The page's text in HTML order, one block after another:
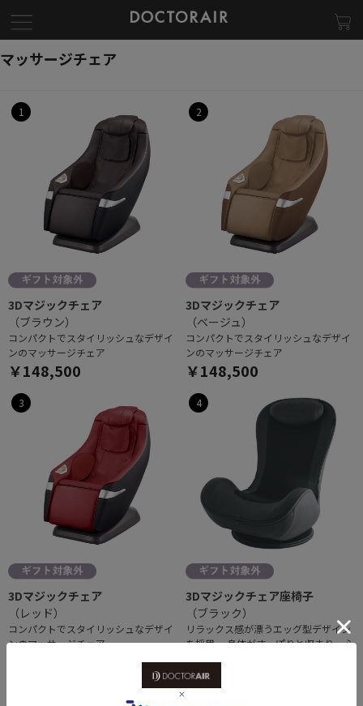
マッサージチェア
1
3Dマジックチェア
（ブラウン）
コンパクトでスタイリッシュなデザイ
ンのマッサージチェア
￥148,500
2
3Dマジックチェア
（ベージュ）
コンパクトでスタイリッシュなデザイ
ンのマッサージチェア
￥148,500
3
3Dマジックチェア
（レッド）
コンパクトでスタイリッシュなデザイ
ンのマッサージチェア
4
3Dマジックチェア座椅子
（ブラック）
リラックス感が漂うエッグ型デザイン
を採用。 身体がすっぽりと収まり、心
￥59,400